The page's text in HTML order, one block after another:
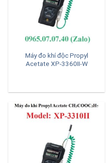
Máy đo khí độc Propyl
Acetate XP-3360II-W